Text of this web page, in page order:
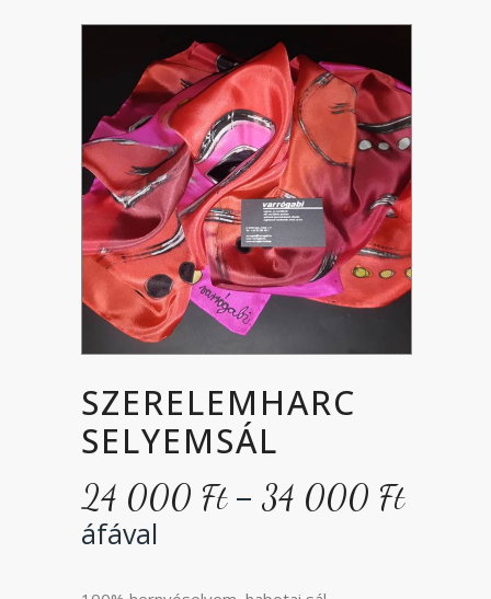
SZERELEMHARC
SELYEMSÁL
24 000 Ft – 34 000 Ft24
áfával